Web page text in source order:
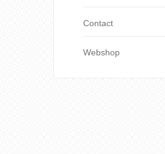
Contact
Webshop